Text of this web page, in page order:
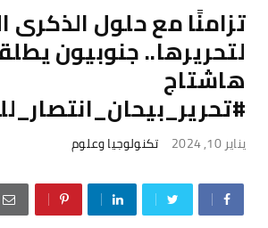
لتحريرها.. جنوبيون
هاشتاج
يناير 10, 2024 تكنولوجيا وعلوم